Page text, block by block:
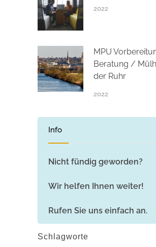
2022
MPU
Beratung /
der Ruhr
2022
Info
Nicht fündig geworden?
Wir helfen Ihnen weiter!
Rufen Sie uns einfach an.
Schlagworte